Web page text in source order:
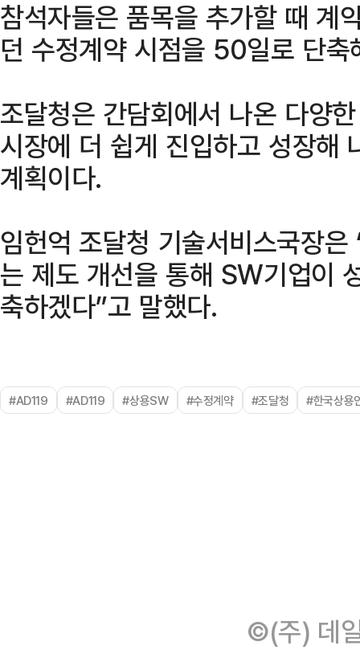
참석자들은 품목을 추가할 때 계
던 수정계약 시점을 50일로 단
조달청은 간담회에서 나온 다양
시장에 더 쉽게 진입하고 성장해
계획이다.
임헌억 조달청 기술서비스국장
는 제도 개선을 통해 SW기업이
축하겠다”고 말했다.
#AD119 #AD119 #상용SW #수정계약 #조달청 #한국상용
©(주) 데